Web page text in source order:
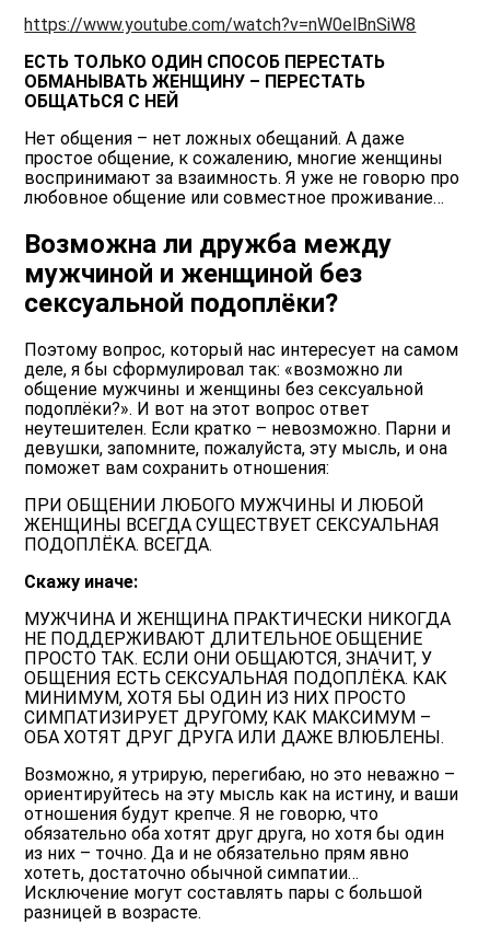
https://www.youtube.com/watch?v=nW0elBnSiW8
ЕСТЬ ТОЛЬКО ОДИН СПОСОБ ПЕРЕСТАТЬ
ОБМАНЫВАТЬ ЖЕНЩИНУ – ПЕРЕСТАТЬ
ОБЩАТЬСЯ С НЕЙ
Нет общения – нет ложных обещаний. А даже
простое общение, к сожалению, многие женщины
воспринимают за взаимность. Я уже не говорю про
любовное общение или совместное проживание…
Возможна ли дружба между
мужчиной и женщиной без
сексуальной подоплёки?
Поэтому вопрос, который нас интересует на самом
деле, я бы сформулировал так: «возможно ли
общение мужчины и женщины без сексуальной
подоплёки?». И вот на этот вопрос ответ
неутешителен. Если кратко – невозможно. Парни и
девушки, запомните, пожалуйста, эту мысль, и она
поможет вам сохранить отношения:
ПРИ ОБЩЕНИИ ЛЮБОГО МУЖЧИНЫ И ЛЮБОЙ
ЖЕНЩИНЫ ВСЕГДА СУЩЕСТВУЕТ СЕКСУАЛЬНАЯ
ПОДОПЛЁКА. ВСЕГДА.
Скажу иначе:
МУЖЧИНА И ЖЕНЩИНА ПРАКТИЧЕСКИ НИКОГДА
НЕ ПОДДЕРЖИВАЮТ ДЛИТЕЛЬНОЕ ОБЩЕНИЕ
ПРОСТО ТАК. ЕСЛИ ОНИ ОБЩАЮТСЯ, ЗНАЧИТ, У
ОБЩЕНИЯ ЕСТЬ СЕКСУАЛЬНАЯ ПОДОПЛЁКА. КАК
МИНИМУМ, ХОТЯ БЫ ОДИН ИЗ НИХ ПРОСТО
СИМПАТИЗИРУЕТ ДРУГОМУ, КАК МАКСИМУМ –
ОБА ХОТЯТ ДРУГ ДРУГА ИЛИ ДАЖЕ ВЛЮБЛЕНЫ.
Возможно, я утрирую, перегибаю, но это неважно –
ориентируйтесь на эту мысль как на истину, и ваши
отношения будут крепче. Я не говорю, что
обязательно оба хотят друг друга, но хотя бы один
из них – точно. Да и не обязательно прям явно
хотеть, достаточно обычной симпатии…
Исключение могут составлять пары с большой
разницей в возрасте.